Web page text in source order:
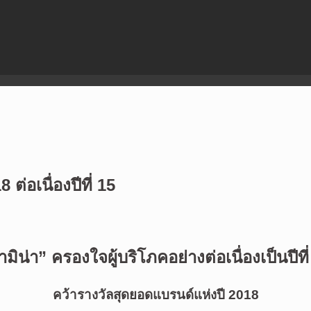
ต่อเนื่องปีที่ 15
มิน่า” ครองใจผู้บริโภคอย่างต่อเนื่องเป็นปี
คว้ารางวัลสุดยอดแบรนด์แห่งปี 2018